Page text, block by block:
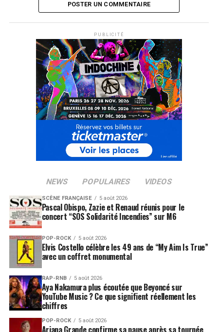
POSTER UN COMMENTAIRE
PUBLICITÉ
NEWS POPULAIRES VIDEOS
SCÈNE FRANÇAISE 5 août 2026
Pascal Obispo, Zazie et Renaud réunis pour le
concert “SOS Solidarité Incendies” sur M6
POP-ROCK 5 août 2026
Elvis Costello célèbre les 49 ans de “My Aim Is True”
avec un coffret monumental
RAP-RNB 5 août 2026
Aya Nakamura plus écoutée que Beyoncé sur
YouTube Music ? Ce que signifient réellement les
chiffres
POP-ROCK 5 août 2026
Ariana Grande confirme sa pause après sa tournée